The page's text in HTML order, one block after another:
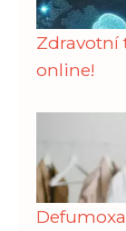
Zdravotní
online!